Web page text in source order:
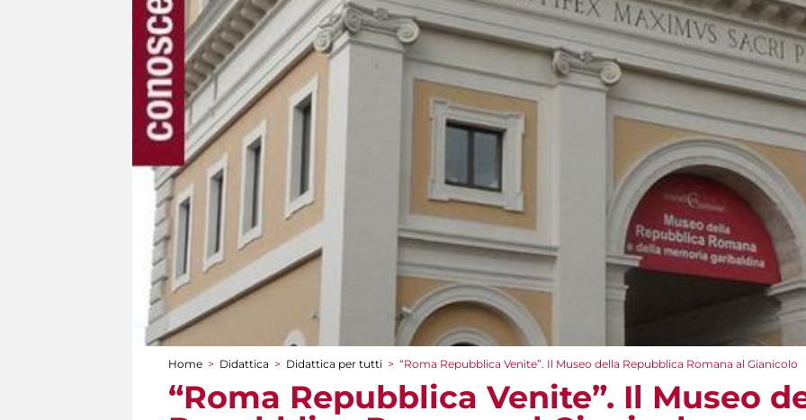
Tu sei qui
Home > Didattica > Didattica per tutti > “Roma Repubblica Venite”. Il Museo della Repubblica Romana al Gianicolo
“Roma Repubblica Venite”. Il Museo